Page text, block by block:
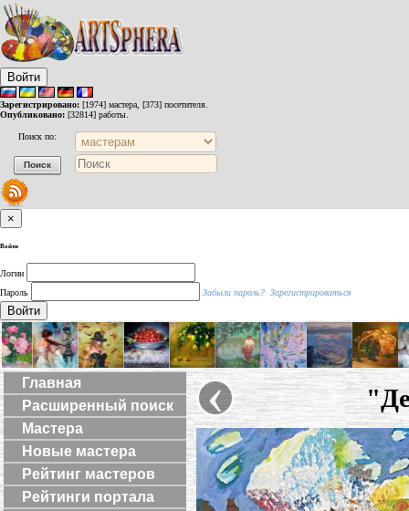
Войти
Зарегистрировано: [1974] мастера, [373] посетителя.
Опубликовано: [32814] работы.
Поиск по:
×
Войти
Логин
Пароль
Забыли пароль? Зарегистрироваться
Войти
Главная
Расширенный поиск
Мастера
Новые мастера
Рейтинг мастеров
Рейтинги портала
‹